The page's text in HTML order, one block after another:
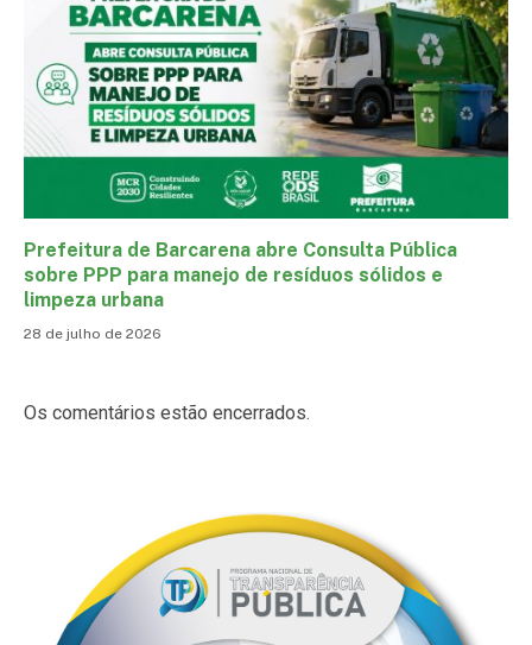
Prefeitura de Barcarena abre Consulta Pública
sobre PPP para manejo de resíduos sólidos e
limpeza urbana
28 de julho de 2026
Os comentários estão encerrados.